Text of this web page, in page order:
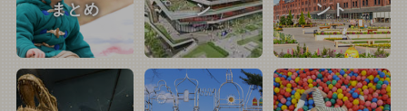
まとめ
ン
ント